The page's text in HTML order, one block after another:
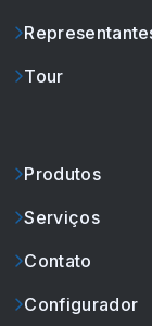
Tour
Produtos
Serviços
Contato
Configurador